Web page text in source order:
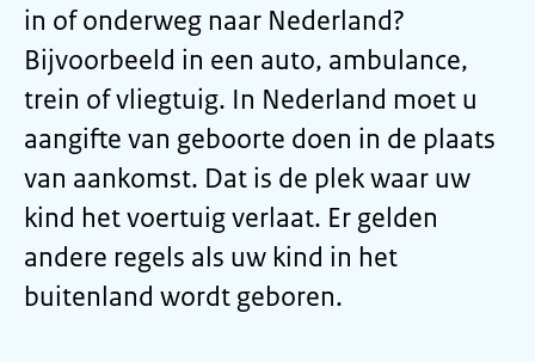
in of onderweg naar Nederland?
Bijvoorbeeld in een auto, ambulance,
trein of vliegtuig. In Nederland moet u
aangifte van geboorte doen in de plaats
van aankomst. Dat is de plek waar uw
kind het voertuig verlaat. Er gelden
andere regels als uw kind in het
buitenland wordt geboren.